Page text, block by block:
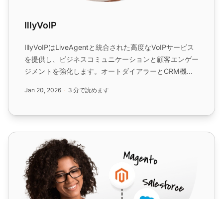
IllyVoIP
IllyVoIPはLiveAgentと統合された高度なVoIPサービス
を提供し、ビジネスコミュニケーションと顧客エンゲー
ジメントを強化します。オートダイアラーとCRM機能
柔軟な価格設定、セキュリティ、効率性をお楽しみくだ
Jan 20, 2026 3 分で読めます
IP Voice（アイピー・ボイス）